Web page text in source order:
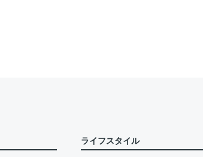
ライフスタイル